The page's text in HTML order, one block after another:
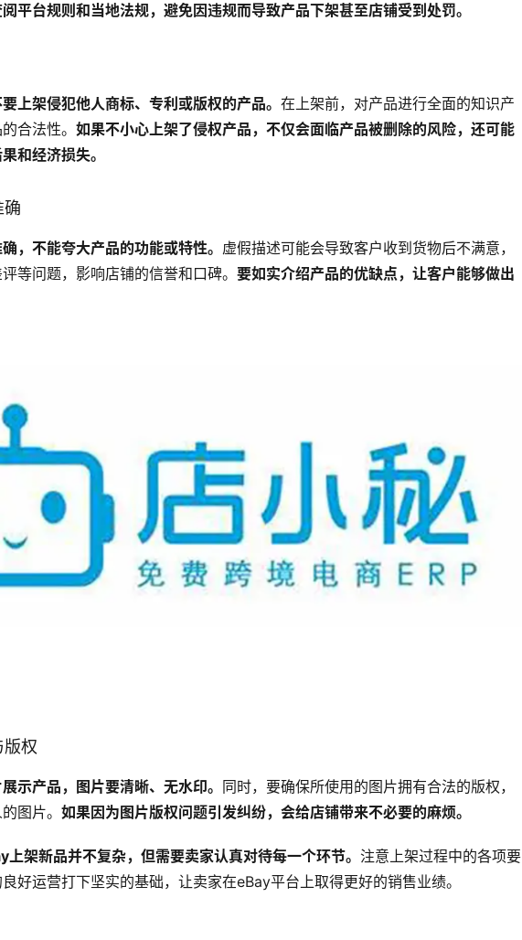
平台规则和当地法规，避免因违规而导致产品下架甚至店铺受到处罚。
上架侵犯他人商标、专利或版权的产品。在上架前，对产品进行全面的知识产
合法性。如果不小心上架了侵权产品，不仅会面临产品被删除的风险，还可能
和经济损失。
确
，不能夸大产品的功能或特性。 虚假描述可能会导致客户收到货物后不满意，
等问题，影响店铺的信誉和口碑。要如实介绍产品的优缺点，让客户能够做出
权
示产品，图片要清晰、无水印。 同时，要确保所使用的图片拥有合法的版权，
图片。如果因为图片版权问题引发纠纷，会给店铺带来不必要的麻烦。
上架新品并不复杂，但需要卖家认真对待每一个环节。注意上架过程中的各项要
好运营打下坚实的基础，让卖家在eBay平台上取得更好的销售业绩。